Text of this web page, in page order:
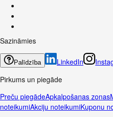
Sazināmies
Palīdzība LinkedIn
Pirkums un piegāde
Preču piegādeApkalpošanas zonas
noteikumiAkciju noteikumiKuponu